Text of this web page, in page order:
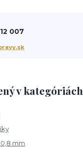
v kategóriách
mm
007